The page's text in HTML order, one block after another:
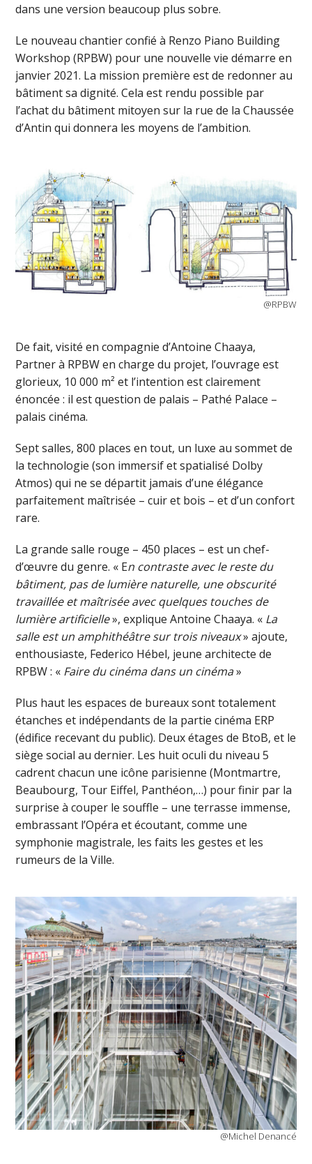
dans une version beaucoup plus sobre.
Le nouveau chantier confié à Renzo Piano Building
Workshop (RPBW) pour une nouvelle vie démarre en
janvier 2021. La mission première est de redonner au
bâtiment sa dignité. Cela est rendu possible par
l’achat du bâtiment mitoyen sur la rue de la Chaussée
d’Antin qui donnera les moyens de l’ambition.
@RPBW
De fait, visité en compagnie d’Antoine Chaaya,
Partner à RPBW en charge du projet, l’ouvrage est
glorieux, 10 000 m² et l’intention est clairement
énoncée : il est question de palais – Pathé Palace –
palais cinéma.
Sept salles, 800 places en tout, un luxe au sommet de
la technologie (son immersif et spatialisé Dolby
Atmos) qui ne se départit jamais d’une élégance
parfaitement maîtrisée – cuir et bois – et d’un confort
rare.
La grande salle rouge – 450 places – est un chef-
d’œuvre du genre. « En contraste avec le reste du
bâtiment, pas de lumière naturelle, une obscurité
travaillée et maîtrisée avec quelques touches de
lumière artificielle», explique Antoine Chaaya. « La
salle est un amphithéâtre sur trois niveaux» ajoute,
enthousiaste, Federico Hébel, jeune architecte de
RPBW : « Faire du cinéma dans un cinéma»
Plus haut les espaces de bureaux sont totalement
étanches et indépendants de la partie cinéma ERP
(édifice recevant du public). Deux étages de BtoB, et le
siège social au dernier. Les huit oculi du niveau 5
cadrent chacun une icône parisienne (Montmartre,
Beaubourg, Tour Eiffel, Panthéon,…) pour finir par la
surprise à couper le souffle – une terrasse immense,
embrassant l’Opéra et écoutant, comme une
symphonie magistrale, les faits les gestes et les
rumeurs de la Ville.
@Michel Denancé